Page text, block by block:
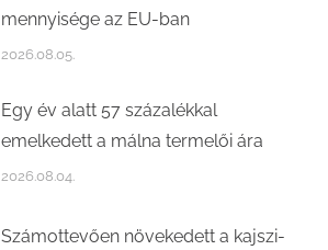
mennyisége az EU-ban
2026.08.05.
Egy év alatt 57 százalékkal
emelkedett a málna termelői ára
2026.08.04.
Számottevően növekedett a kajszi-